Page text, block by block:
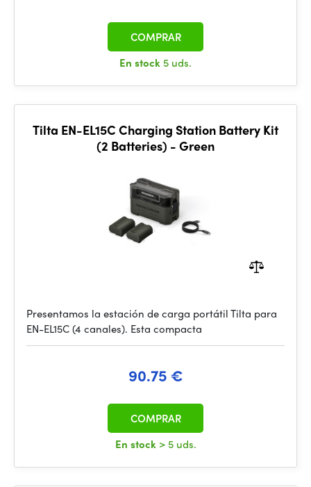
En stock 5 uds.
COMPRAR
Tilta EN-EL15C Charging Station Battery Kit
(2 Batteries) - Green
Presentamos la estación de carga portátil Tilta para
EN-EL15C (4 canales). Esta compacta
90.75 €
En stock > 5 uds.
COMPRAR